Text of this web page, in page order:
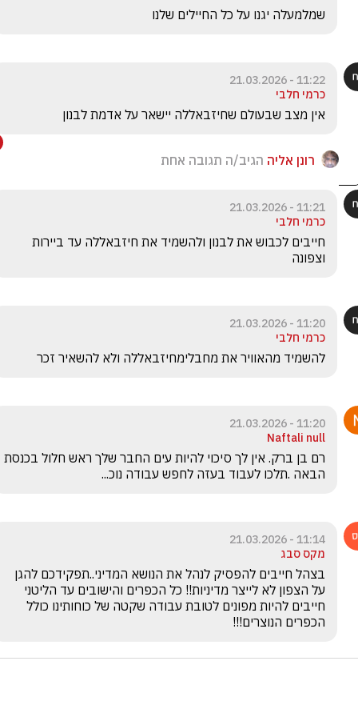
שמלמעלה יגנו על כל החיילים שלנו
11:22 - 21.03.2026
כרמי חלבי
אין מצב שבעולם שחיזבאללה יישאר על אדמת לבנון
רונן אליה הגיב/ה תגובה אחת
11:21 - 21.03.2026
כרמי חלבי
וצפונה
11:20 - 21.03.2026
כרמי חלבי
להשמיד מהאוויר את מחבלימחיזבאללה ולא להשאיר זכר
11:20 - 21.03.2026
Naftali null
הבאה .תלכו לעבוד בעזה לחפש עבודה נוכ...
11:14 - 21.03.2026
מקס סבג
הכפרים הנוצרים!!!